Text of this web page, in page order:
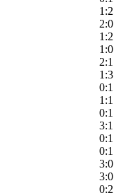
1:2
2:0
1:2
1:0
2:1
1:3
0:1
1:1
0:1
3:1
0:1
0:1
3:0
3:0
0:2